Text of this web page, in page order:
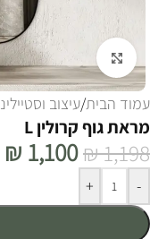
לחצו להגדלה
עמוד הבית/עיצוב
מראת גוף קרולין L
₪1,198
₪ 1,100
-
+Alternative: